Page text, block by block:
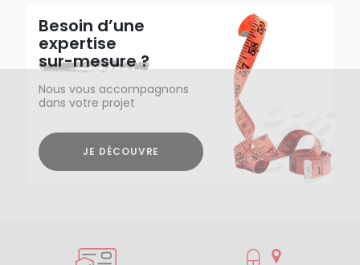
Besoin d’une
expertise
sur-mesure ?
Nous vous accompagnons
dans votre projet
JE DÉCOUVRE